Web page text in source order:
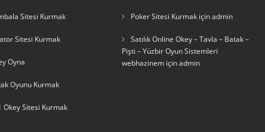
Sitesi Kurmak
Sitesi Kurmak
Oyna
Oyunu Kurmak
Okey Sitesi Kurmak
Poker Sitesi Kurmak içinadmin
Satılık Online Okey – Tavla – Batak –
Pişti – Yüzbir Oyun Sistemleri
webhazinem içinadmin